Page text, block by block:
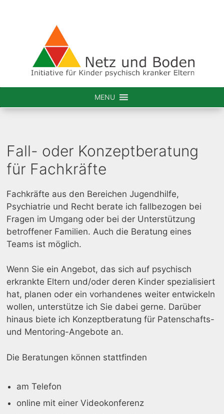
MENU
Fall- oder Konzeptberatung
für Fachkräfte
Fachkräfte aus den Bereichen Jugendhilfe,
Psychiatrie und Recht berate ich fallbezogen bei
Fragen im Umgang oder bei der Unterstützung
betroffener Familien. Auch die Beratung eines
Teams ist möglich.
Wenn Sie ein Angebot, das sich auf psychisch
erkrankte Eltern und/oder deren Kinder spezialisiert
hat, planen oder ein vorhandenes weiter entwickeln
wollen, unterstütze ich Sie dabei gerne. Darüber
hinaus biete ich Konzeptberatung für Patenschafts-
und Mentoring-Angebote an.
Die Beratungen können stattfinden
am Telefon
online mit einer Videokonferenz